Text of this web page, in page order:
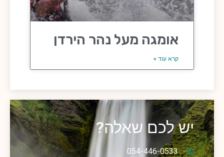
אומגה מעל נהר הירדן
קרא עוד »
יש לכם שאלה?
054-446-0533